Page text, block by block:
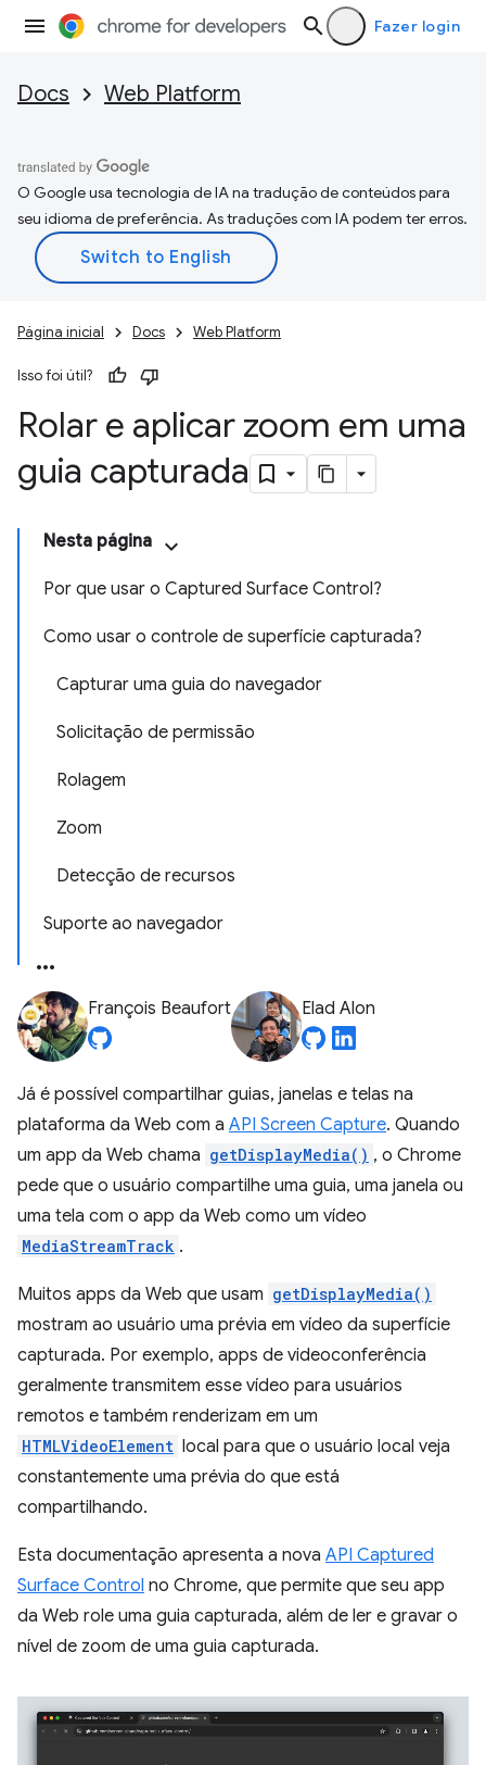
Fazer login
Docs Web Platform
O Google usa tecnologia de IA na tradução de conteúdos para
seu idioma de preferência. As traduções com IA podem ter erros.
Página inicial Docs Web Platform
Isso foi útil?
Rolar e aplicar zoom em uma
guia capturada
Nesta página
Por que usar o Captured Surface Control?
Como usar o controle de superfície capturada?
Capturar uma guia do navegador
Solicitação de permissão
Rolagem
Zoom
Detecção de recursos
Suporte ao navegador
François Beaufort Elad Alon
Já é possível compartilhar guias, janelas e telas na
plataforma da Web com a API Screen Capture. Quando
um app da Web chama getDisplayMedia() , o Chrome
pede que o usuário compartilhe uma guia, uma janela ou
uma tela com o app da Web como um vídeo
MediaStreamTrack .
Muitos apps da Web que usam getDisplayMedia()
mostram ao usuário uma prévia em vídeo da superfície
capturada. Por exemplo, apps de videoconferência
geralmente transmitem esse vídeo para usuários
remotos e também renderizam em um
HTMLVideoElement local para que o usuário local veja
constantemente uma prévia do que está
compartilhando.
Esta documentação apresenta a nova API Captured
Surface Control no Chrome, que permite que seu app
da Web role uma guia capturada, além de ler e gravar o
nível de zoom de uma guia capturada.